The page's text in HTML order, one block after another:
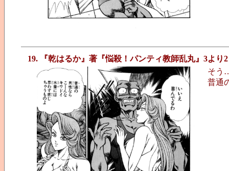
19. 『乾はるか』著『悩殺！パンティ教師乱丸』3より2
そう
普通